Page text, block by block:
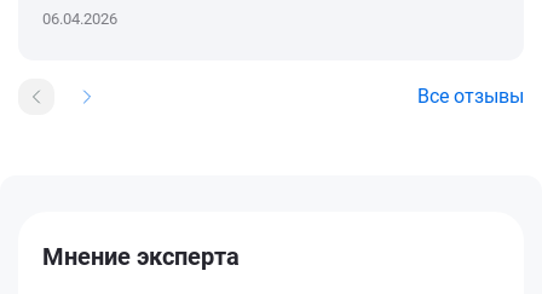
06.04.2026
Все отзывы
Мнение эксперта